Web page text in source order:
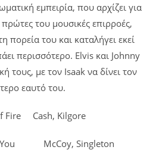
εμπειρία, που αρχίζει για
του μουσικές επιρροές,
πορεία του και καταλήγει εκεί
περισσότερο. Elvis και Johnny
τους, με τον Isaak να δίνει τον
εαυτό του.
Fire Cash, Kilgore
You McCoy, Singleton